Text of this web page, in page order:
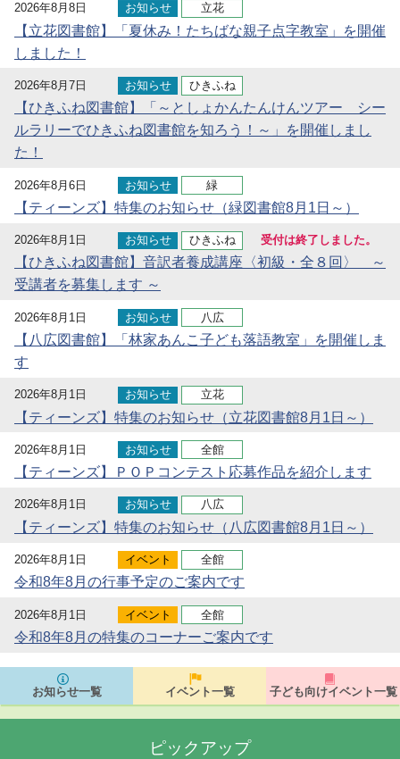
2026年8月8日 お知らせ 立花
【立花図書館】「夏休み！たちばな親子点字教室」を開催
しました！
2026年8月7日 お知らせ ひきふね
【ひきふね図書館】「～としょかんたんけんツアー シー
ルラリーでひきふね図書館を知ろう！～」を開催しまし
た！
2026年8月6日 お知らせ 緑
【ティーンズ】特集のお知らせ（緑図書館8月1日～）
2026年8月1日 お知らせ ひきふね 受付は終了しました。
【ひきふね図書館】音訳者養成講座〈初級・全８回〉 ～
受講者を募集します ～
2026年8月1日 お知らせ 八広
【八広図書館】「林家あんこ子ども落語教室」を開催しま
す
2026年8月1日 お知らせ 立花
【ティーンズ】特集のお知らせ（立花図書館8月1日～）
2026年8月1日 お知らせ 全館
【ティーンズ】ＰＯＰコンテスト応募作品を紹介します
2026年8月1日 お知らせ 八広
【ティーンズ】特集のお知らせ（八広図書館8月1日～）
2026年8月1日 イベント 全館
令和8年8月の行事予定のご案内です
2026年8月1日 イベント 全館
令和8年8月の特集のコーナーご案内です
お知らせ一覧 イベント一覧 子ども向けイベント一覧
ピックアップ